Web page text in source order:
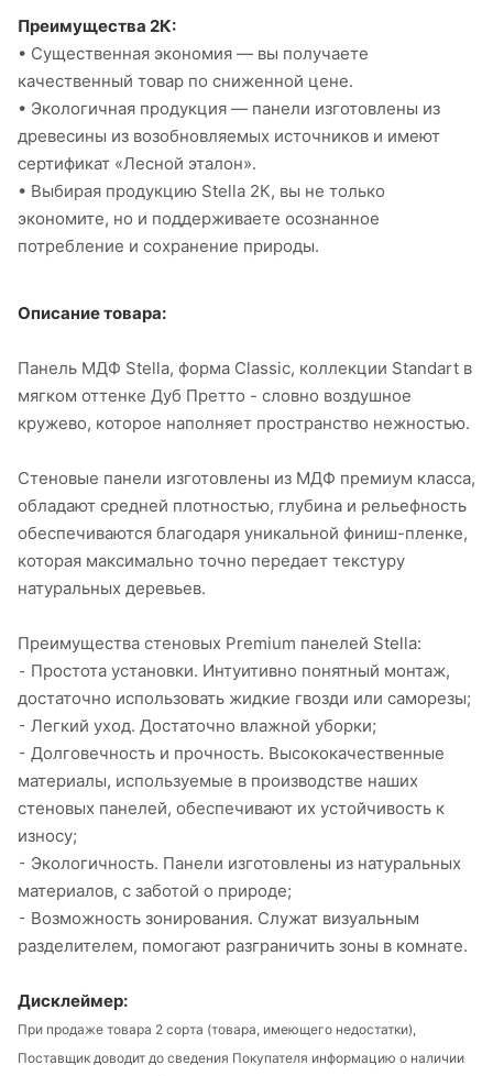
Преимущества 2К:
• Существенная экономия — вы получаете
качественный товар по сниженной цене.
• Экологичная продукция — панели изготовлены из
древесины из возобновляемых источников и имеют
сертификат «Лесной эталон».
• Выбирая продукцию Stella 2К, вы не только
экономите, но и поддерживаете осознанное
потребление и сохранение природы.
Описание товара:
Панель МДФ Stella, форма Classic, коллекции Standart в
мягком оттенке Дуб Претто - словно воздушное
кружево, которое наполняет пространство нежностью.
Стеновые панели изготовлены из МДФ премиум класса,
обладают средней плотностью, глубина и рельефность
обеспечиваются благодаря уникальной финиш-пленке,
которая максимально точно передает текстуру
натуральных деревьев.
Преимущества стеновых Premium панелей Stella:
⁃ Простота установки. Интуитивно понятный монтаж,
достаточно использовать жидкие гвозди или саморезы;
⁃ Легкий уход. Достаточно влажной уборки;
⁃ Долговечность и прочность. Высококачественные
материалы, используемые в производстве наших
стеновых панелей, обеспечивают их устойчивость к
износу;
⁃ Экологичность. Панели изготовлены из натуральных
материалов, с заботой о природе;
⁃ Возможность зонирования. Служат визуальным
разделителем, помогают разграничить зоны в комнате.
Дисклеймер:
При продаже товара 2 сорта (товара, имеющего недостатки),
Поставщик доводит до сведения Покупателя информацию о наличии